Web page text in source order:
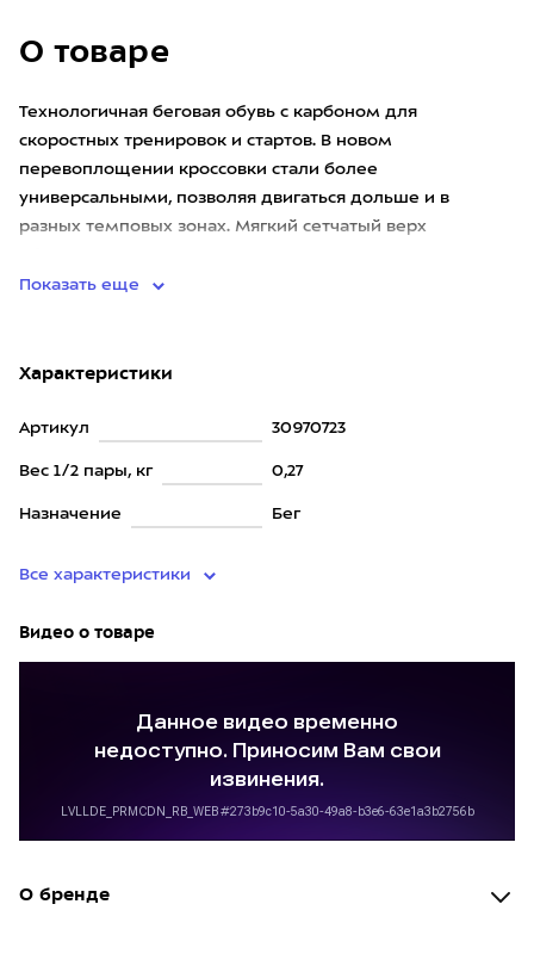
О товаре
Технологичная беговая обувь с карбоном для
скоростных тренировок и стартов. В новом
перевоплощении кроссовки стали более
универсальными, позволяя двигаться дольше и в
разных темповых зонах. Мягкий сетчатый верх
Показать еще
Характеристики
Артикул 30970723
Вес 1/2 пары, кг 0,27
Назначение Бег
Все характеристики
Видео о товаре
О бренде